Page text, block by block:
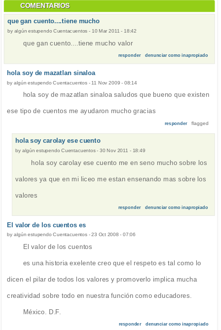
COMENTARIOS
que gan cuento....tiene mucho
by algún estupendo Cuentacuentos - 10 Mar 2011 - 18:42
que gan cuento....tiene mucho valor
responder denunciar como inapropiado
hola soy de mazatlan sinaloa
by algún estupendo Cuentacuentos- 11 Nov 2009 - 08:14
hola soy de mazatlan sinaloa saludos que bueno que existen
ese tipo de cuentos me ayudaron mucho gracias
responder flagged
hola soy carolay ese cuento
by algún estupendo Cuentacuentos-30 Nov 2011 - 18:49
hola soy carolay ese cuento me en seno mucho sobre los
valores ya que en mi liceo me estan ensenando mas sobre los
valores
responder denunciar como inapropiado
El valor de los cuentos es
by algún estupendo Cuentacuentos-23 Oct 2008 - 07:06
El valor de los cuentos
es una historia exelente creo que el respeto es tal como lo
dicen el pilar de todos los valores y promoverlo implica mucha
creatividad sobre todo en nuestra función como educadores.
México. D.F.
responder denunciar como inapropiado